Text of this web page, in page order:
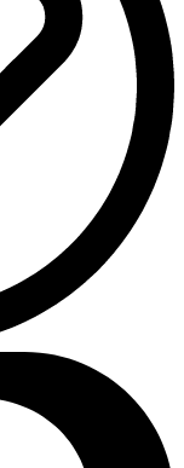
خرید آل این وان مایا
کامپیوتر All In One
کامپیوتر
All In One